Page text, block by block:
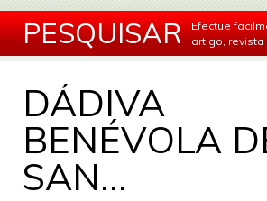
PESQUISAR
Efectue
artigo,
DÁDIVA
BENÉVOLA
SAN...